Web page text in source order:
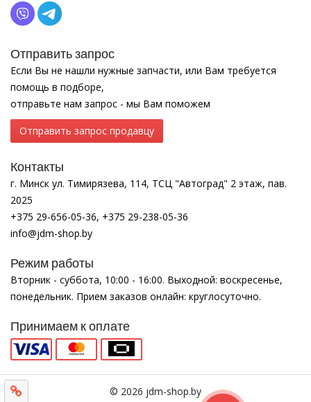
Отправить запрос
Если Вы не нашли нужные запчасти, или Вам требуется
помощь в подборе,
отправьте нам запрос - мы Вам поможем
Отправить запрос продавцу
Контакты
г. Минск ул. Тимирязева, 114, ТСЦ "Автоград" 2 этаж, пав.
2025
+375 29-656-05-36, +375 29-238-05-36
info@jdm-shop.by
Режим работы
Вторник - суббота, 10:00 - 16:00. Выходной: воскресенье,
понедельник. Прием заказов онлайн: круглосуточно.
Принимаем к оплате
© 2026 jdm-shop.by